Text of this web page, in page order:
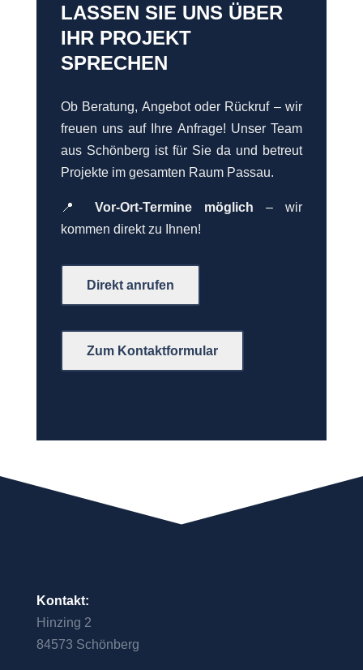
LASSEN SIE UNS ÜBER
IHR PROJEKT
SPRECHEN
Ob Beratung, Angebot oder Rückruf – wir
freuen uns auf Ihre Anfrage! Unser Team
aus Schönberg ist für Sie da und betreut
Projekte im gesamten Raum Passau.
📍 Vor-Ort-Termine möglich – wir
kommen direkt zu Ihnen!
Direkt anrufen
Zum Kontaktformular
Kontakt:
Hinzing 2
84573 Schönberg